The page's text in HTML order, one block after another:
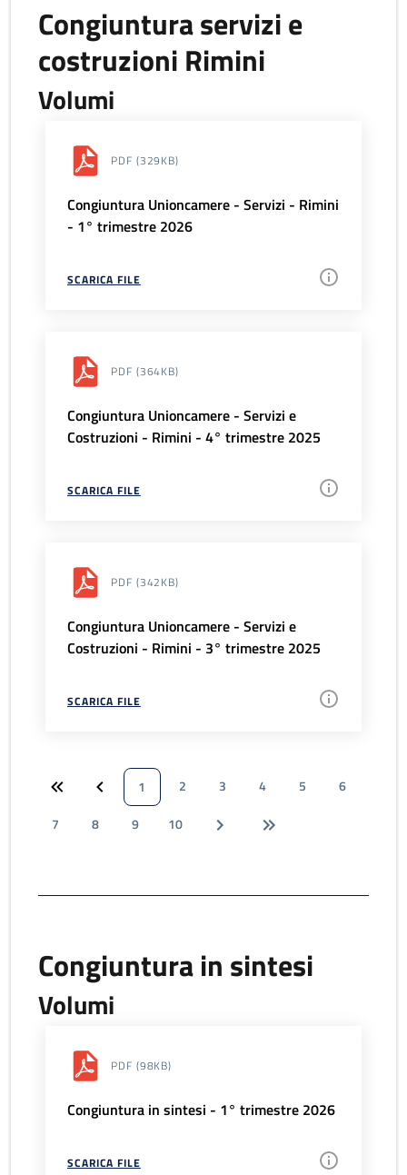
Congiuntura servizi e
costruzioni Rimini
Volumi
PDF (329KB)
Congiuntura Unioncamere - Servizi - Rimini
- 1° trimestre 2026
SCARICA FILE
PDF (364KB)
Congiuntura Unioncamere - Servizi e
Costruzioni - Rimini - 4° trimestre 2025
SCARICA FILE
PDF (342KB)
Congiuntura Unioncamere - Servizi e
Costruzioni - Rimini - 3° trimestre 2025
SCARICA FILE
1 2 3 4 5
6
7
8 9 10
Congiuntura in sintesi
Volumi
PDF (98KB)
Congiuntura in sintesi - 1° trimestre 2026
SCARICA FILE